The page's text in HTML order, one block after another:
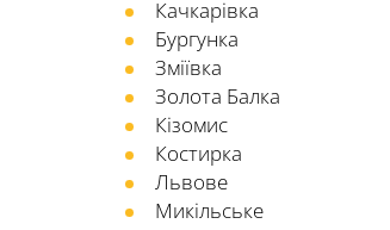
Качкарівка
Бургунка
Зміївка
Золота Балка
Кізомис
Костирка
Львове
Микільське